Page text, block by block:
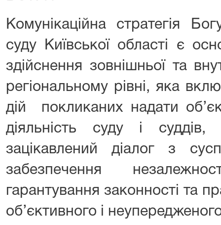
Комунікаційна стратегія
суду Київської області є
здійснення зовнішньої та
регіональному рівні, яка
дій покликаних надати
діяльність суду і суддів,
зацікавлений діалог з
забезпечення
гарантування законності та
об’єктивного і